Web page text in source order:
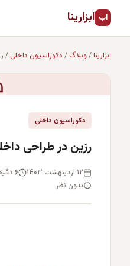
اب ابزارینا
ابزارینا /وبلاگ / دکوراسیون داخلی /
دکوراسیون داخلی
رزین در طراحی
۱۲ اردیبهشت ۱۴۰۳ ۶ دقیقه مطالعه
بدون نظر